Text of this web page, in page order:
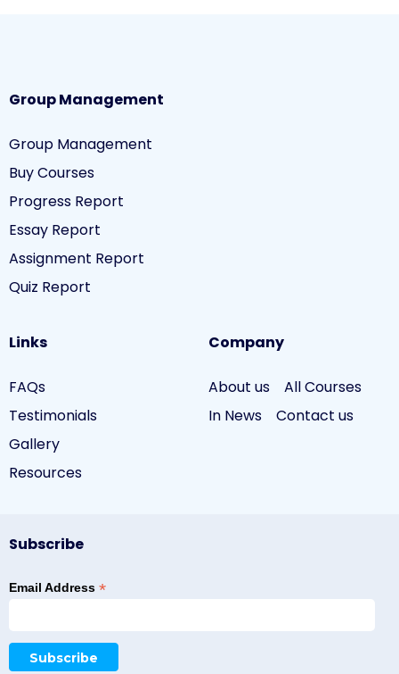
Group Management
Group Management
Buy Courses
Progress Report
Essay Report
Assignment Report
Quiz Report
Links
FAQs
Testimonials
Gallery
Resources
Company
About us
All Courses
In News
Contact us
Subscribe
Email Address *